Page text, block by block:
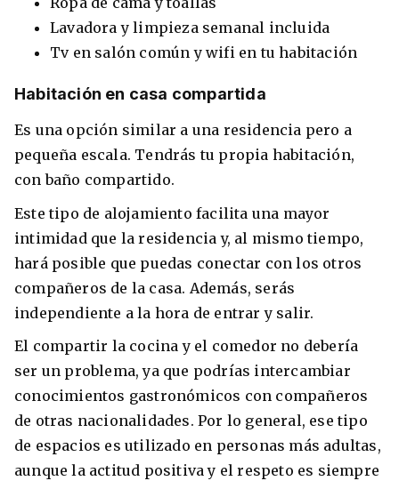
Lavadora y limpieza semanal incluida
Tv en salón común y wifi en tu habitación
Habitación en casa compartida
Es una opción similar a una residencia pero a
pequeña escala. Tendrás tu propia habitación,
con baño compartido.
Este tipo de alojamiento facilita una mayor
intimidad que la residencia y, al mismo tiempo,
hará posible que puedas conectar con los otros
compañeros de la casa. Además, serás
independiente a la hora de entrar y salir.
El compartir la cocina y el comedor no debería
ser un problema, ya que podrías intercambiar
conocimientos gastronómicos con compañeros
de otras nacionalidades. Por lo general, ese tipo
de espacios es utilizado en personas más adultas,
aunque la actitud positiva y el respeto es siempre